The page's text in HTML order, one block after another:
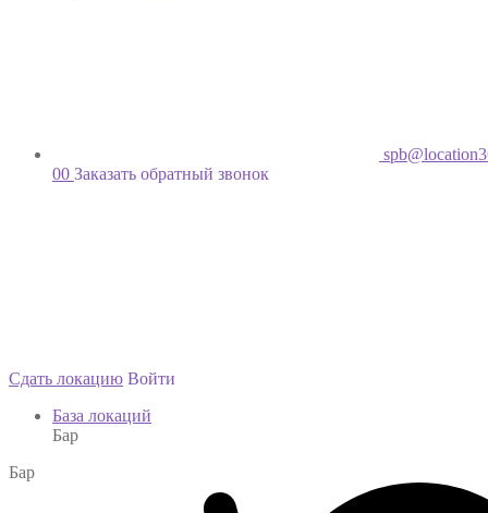
00 Заказать обратный звонок
Сдать локацию Войти
База локаций
Бар
Бар